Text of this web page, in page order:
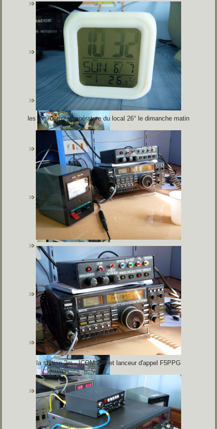
les 4x 70cm - température du local 26° le dimanche matin
la station 2m - ICOM 275 et lanceur d'appel F5PPG